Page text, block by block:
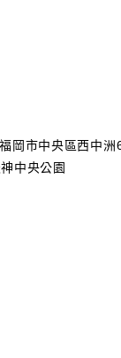
岡市中央區西中洲
中央公園